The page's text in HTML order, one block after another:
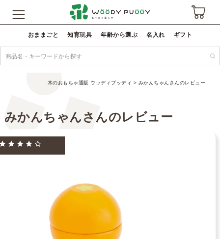
おままごと 知育玩具 年齢から選ぶ 名入れ ギフト
木のおもちゃ通販 ウッディプッディ みかんちゃんさんのレビュー
みかんちゃんさんのレビュー